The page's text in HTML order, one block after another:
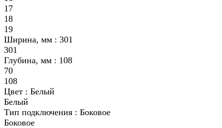
17
18
19
Ширина, мм : 301
301
Глубина, мм : 108
70
108
Цвет : Белый
Белый
Тип подключения : Боковое
Боковое